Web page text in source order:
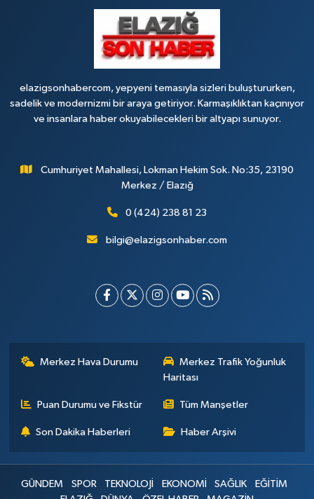
elazigsonhabercom, yepyeni temasıyla sizleri buluştururken,
sadelik ve modernizmi bir araya getiriyor. Karmaşıklıktan kaçınıyor
ve insanlara haber okuyabilecekleri bir altyapı sunuyor.
Cumhuriyet Mahallesi, Lokman Hekim Sok. No:35, 23190
Merkez / Elazığ
0 (424) 238 81 23
bilgi@elazigsonhaber.com
Merkez Hava Durumu
Merkez Trafik Yoğunluk
Haritası
Puan Durumu ve Fikstür Tüm Manşetler
Son Dakika Haberleri Haber Arşivi
GÜNDEM SPOR TEKNOLOJİ EKONOMİ SAĞLIK
EĞİTİM